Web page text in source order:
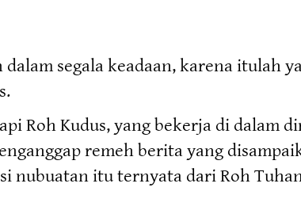
segala keadaan, karena itulah
Roh Kudus, yang bekerja di dalam
remeh berita yang
nubuatan itu ternyata dari Roh